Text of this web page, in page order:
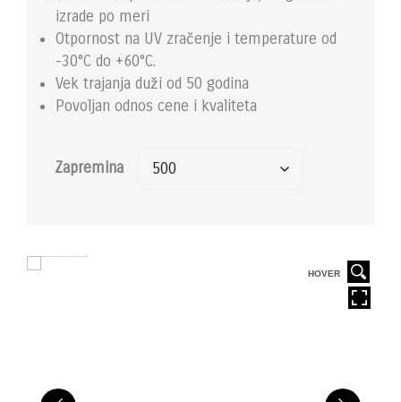
HOVER
izrade po meri
Otpornost na UV zračenje i temperature od
-30°C do +60°C.
Vek trajanja duži od 50 godina
Povoljan odnos cene i kvaliteta
Zapremina